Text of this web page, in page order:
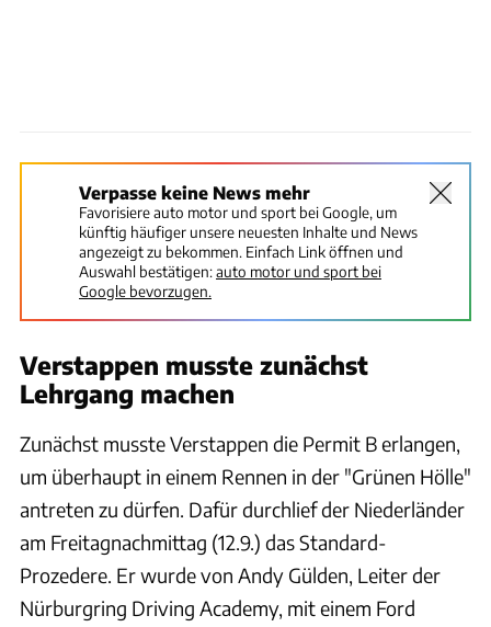
Verpasse keine News mehr
Favorisiere auto motor und sport bei Google, um
künftig häufiger unsere neuesten Inhalte und News
angezeigt zu bekommen. Einfach Link öffnen und
Auswahl bestätigen:auto motor und sport bei
Google bevorzugen.
Verstappen musste zunächst
Lehrgang machen
Zunächst musste Verstappen die Permit B erlangen,
um überhaupt in einem Rennen in der "Grünen Hölle"
antreten zu dürfen. Dafür durchlief der Niederländer
am Freitagnachmittag (12.9.) das Standard-
Prozedere. Er wurde von Andy Gülden, Leiter der
Nürburgring Driving Academy, mit einem Ford